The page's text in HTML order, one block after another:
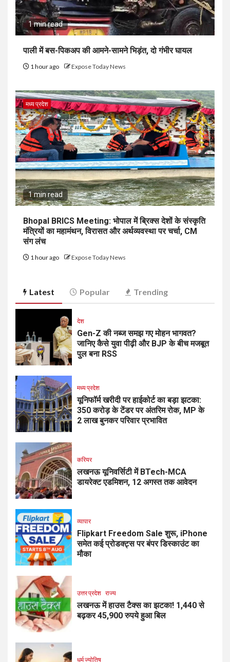
1 min read
पाली में बस-पिकअप की आमने-सामने भिड़ंत, दो गंभीर घायल
1 hour ago Expose Today News
मध्य प्रदेश
1 min read
Bhopal BRICS Meeting: भोपाल में ब्रिक्स देशों के संस्कृति
मंत्रियों का महामंथन, विरासत और अर्थव्यवस्था पर चर्चा, CM
संग लंच
1 hour ago Expose Today News
Latest Popular Trending
देश
Gen-Z की नब्ज समझ गए मोहन भागवत?
जानिए कैसे युवा पीढ़ी और BJP के बीच मजबूत
पुल बना RSS
मध्य प्रदेश
यूनिफॉर्म खरीदी पर हाईकोर्ट का बड़ा झटका:
350 करोड़ के टेंडर पर अंतरिम रोक, MP के
2 लाख बुनकर परिवार प्रभावित
करियर
लखनऊ यूनिवर्सिटी में BTech-MCA
डायरेक्ट एडमिशन, 12 अगस्त तक आवेदन
व्यापार
Flipkart Freedom Sale शुरू, iPhone
समेत कई प्रोडक्ट्स पर बंपर डिस्काउंट का
मौका
उत्तर प्रदेश राज्य
लखनऊ में हाउस टैक्स का झटका! 1,440 से
बढ़कर 45,900 रुपये हुआ बिल
धर्म ज्योतिष